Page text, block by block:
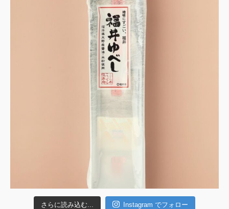
さらに読み込む... Instagram でフォロー